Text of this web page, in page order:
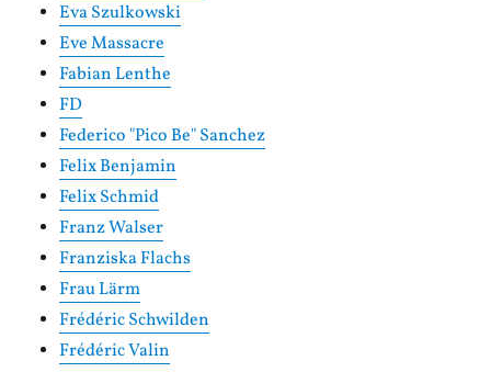
Eva Szulkowski
Eve Massacre
Fabian Lenthe
FD
Federico "Pico Be" Sanchez
Felix Benjamin
Felix Schmid
Franz Walser
Franziska Flachs
Frau Lärm
Frédéric Schwilden
Frédéric Valin